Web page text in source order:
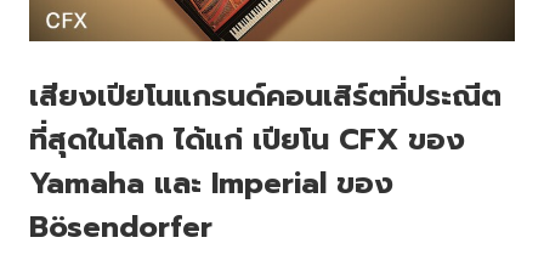
เสียงเปียโนแกรนด์คอนเสิร์ตที่ประณีต
ที่สุดในโลก ได้แก่ เปียโน CFX ของ
Yamaha และ Imperial ของ
Bösendorfer